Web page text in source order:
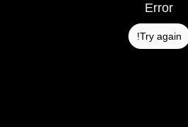
Error
Try again!